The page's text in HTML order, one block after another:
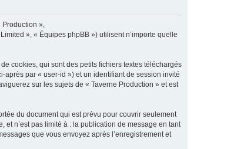
Production »,
», « Équipes phpBB ») utilisent n’importe quelle
cookies, qui sont des petits fichiers textes téléchargés
par « user-id ») et un identifiant de session invité
sur les sujets de « Taverne Production » et est
du document qui est prévu pour couvrir seulement
n’est pas limité à : la publication de message en tant
que vous envoyez après l’enregistrement et